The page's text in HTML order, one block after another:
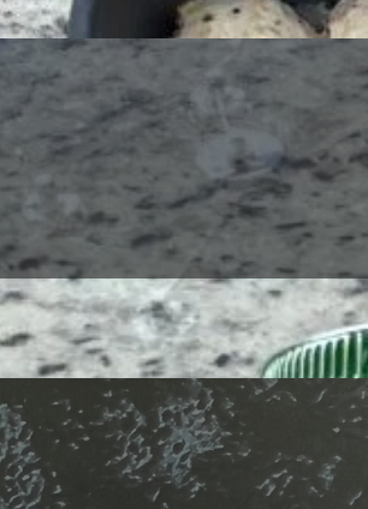
Mantequilla de nueces y semillas